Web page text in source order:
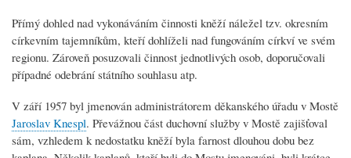
Přímý dohled nad vykonáváním činnosti kněží náležel tzv. okresním
církevním tajemníkům, kteří dohlíželi nad fungováním církví ve svém
regionu. Zároveň posuzovali činnost jednotlivých osob, doporučovali
případné odebrání státního souhlasu atp.
V září 1957 byl jmenován administrátorem děkanského úřadu v Mostě
Jaroslav Knespl. Převážnou část duchovní služby v Mostě zajišťoval
sám, vzhledem k nedostatku kněží byla farnost dlouhou dobu bez